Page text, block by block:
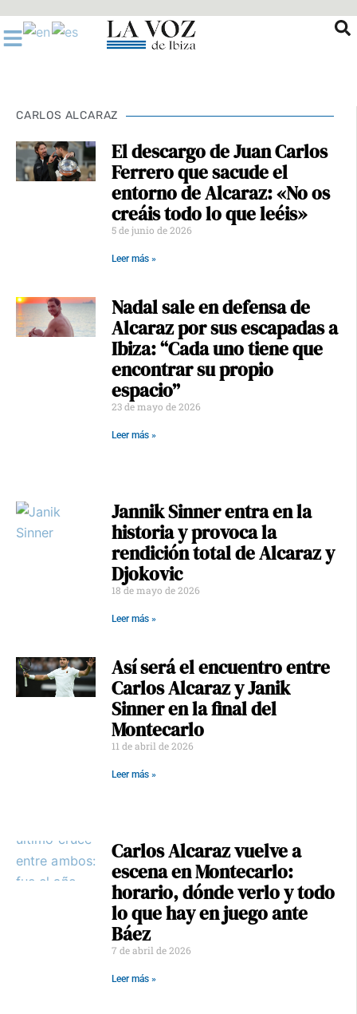
al
contenido
CARLOS ALCARAZ
El descargo de Juan Carlos
Ferrero que sacude el
entorno de Alcaraz: «No os
creáis todo lo que leéis»
5 de junio de 2026
Leer más »
Nadal sale en defensa de
Alcaraz por sus escapadas a
Ibiza: “Cada uno tiene que
encontrar su propio
espacio”
23 de mayo de 2026
Leer más »
Jannik Sinner entra en la
historia y provoca la
rendición total de Alcaraz y
Djokovic
18 de mayo de 2026
Leer más »
Así será el encuentro entre
Carlos Alcaraz y Janik
Sinner en la final del
Montecarlo
11 de abril de 2026
Leer más »
Carlos Alcaraz vuelve a
escena en Montecarlo:
horario, dónde verlo y todo
lo que hay en juego ante
Báez
7 de abril de 2026
Leer más »